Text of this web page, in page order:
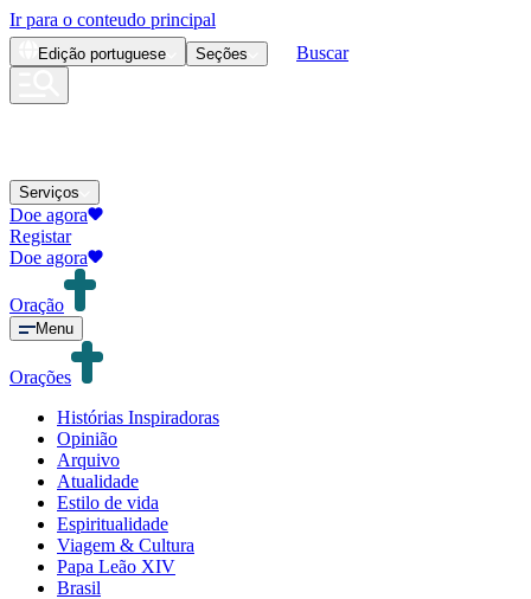
Ir para o conteudo principal
Edição portuguese Seções Buscar
Serviços
Doe agora
Registar
Doe agora
Oração
Menu
Orações
Histórias Inspiradoras
Opinião
Arquivo
Atualidade
Estilo de vida
Espiritualidade
Viagem & Cultura
Papa Leão XIV
Brasil